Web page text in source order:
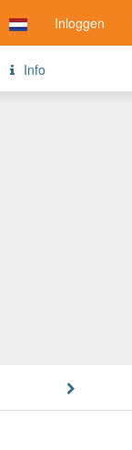
Inloggen
Info